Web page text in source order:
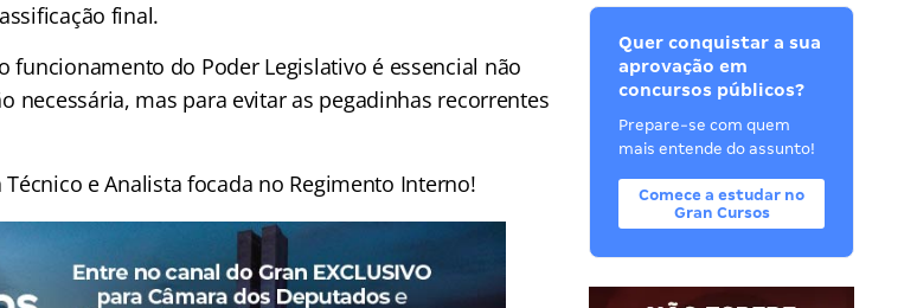
final.
funcionamento do Poder Legislativo é essencial não
necessária, mas para evitar as pegadinhas recorrentes
e Analista focada no Regimento Interno!
Quer conquistar a sua
aprovação em
concursos públicos?
Prepare-se com quem
mais entende do assunto!
Comece a estudar no
Gran Cursos